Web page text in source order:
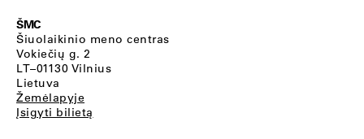
ŠMC
Šiuolaikinio meno centras
Vokiečių g. 2
LT–01130 Vilnius
Lietuva
Žemėlapyje
Įsigyti bilietą